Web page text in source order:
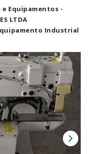
Equipamentos -
LTDA
Industrial